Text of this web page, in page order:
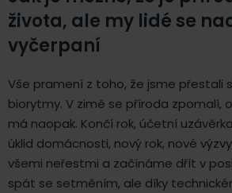
života, ale my lidé se
vyčerpaní
Vše pramení z toho, že jsme přestali
biorytmy. V zimě se příroda zpomalí,
má naopak. Končí rok, účetní
úklid domácnosti, nový rok, nové
všemi neřestmi a začínáme dřít v
spát se setměním, ale díky